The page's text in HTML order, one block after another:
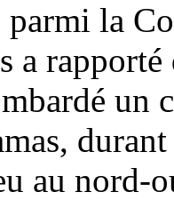
la
a
un
au nord-